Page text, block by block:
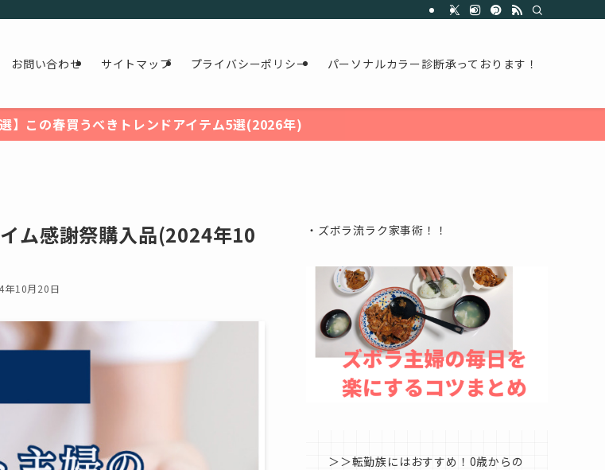
お問い合わせ サイトマップ プライバシーポリシー パーソナルカラー診断承っております！
】この春買うべきトレンドアイテム5選(2026年)
ム感謝祭購入品(2024年10
年10月20日
・ズボラ流ラク家事術！！
＞＞転勤族にはおすすめ！0歳からの